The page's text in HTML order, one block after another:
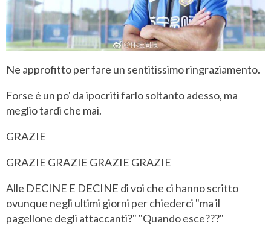
Ne approfitto per fare un sentitissimo ringraziamento.
Forse è un po' da ipocriti farlo soltanto adesso, ma
meglio tardi che mai.
GRAZIE
GRAZIE GRAZIE GRAZIE GRAZIE
Alle DECINE E DECINE di voi che ci hanno scritto
ovunque negli ultimi giorni per chiederci "ma il
pagellone degli attaccanti?" "Quando esce???"